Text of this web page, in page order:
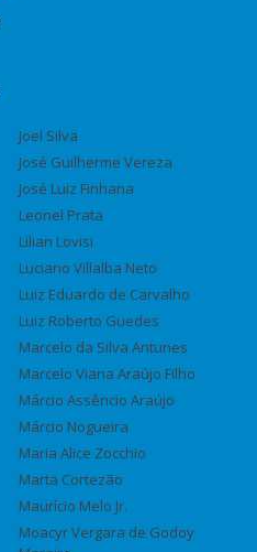
Joel Silva
José Guilherme Vereza
José Luiz Finhana
Leonel Prata
Lilian Lovisi
Luciano Villalba Neto
Luiz Eduardo de Carvalho
Luiz Roberto Guedes
Marcelo da Silva Antunes
Marcelo Viana Araújo Filho
Márcio Assêncio Araújo
Márcio Nogueira
Maria Alice Zocchio
Marta Cortezão
Maurício Melo Jr.
Moacyr Vergara de Godoy